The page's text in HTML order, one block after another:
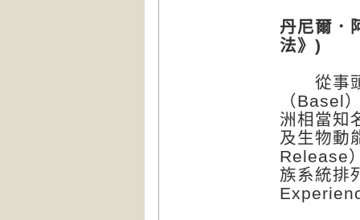
丹尼爾．
法》)
從事頭
（Basel
洲相當知
及生物動
Release
族系統排